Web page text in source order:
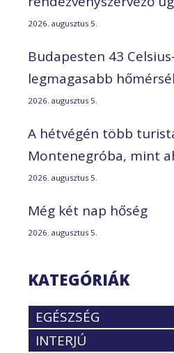
2026. augusztus 5.
Budapesten 43
legmagasabb
2026. augusztus 5.
A hétvégén több
Montenegróba, mint
2026. augusztus 5.
Még két nap hőség
2026. augusztus 5.
KATEGÓRIÁK
EGÉSZSÉG
INTERJÚ